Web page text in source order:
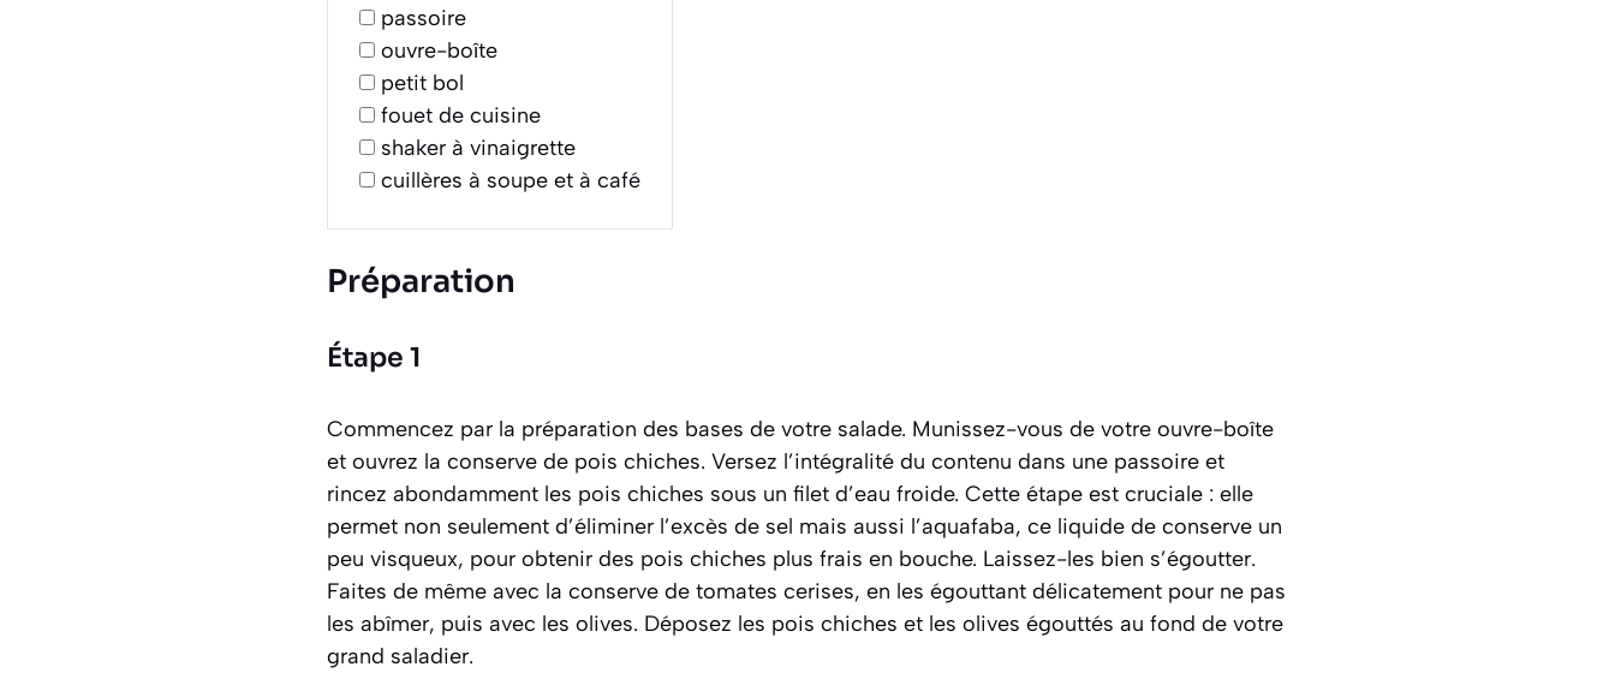
passoire
ouvre-boîte
petit bol
fouet de cuisine
shaker à vinaigrette
cuillères à soupe et à café
Préparation
Étape 1
Commencez par la préparation des bases de votre salade. Munissez-vous de votre ouvre-boîte
et ouvrez la conserve de pois chiches. Versez l’intégralité du contenu dans une passoire et
rincez abondamment les pois chiches sous un filet d’eau froide. Cette étape est cruciale : elle
permet non seulement d’éliminer l’excès de sel mais aussi l’aquafaba, ce liquide de conserve un
peu visqueux, pour obtenir des pois chiches plus frais en bouche. Laissez-les bien s’égoutter.
Faites de même avec la conserve de tomates cerises, en les égouttant délicatement pour ne pas
les abîmer, puis avec les olives. Déposez les pois chiches et les olives égouttés au fond de votre
grand saladier.